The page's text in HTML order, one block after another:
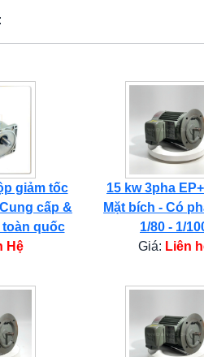
giảm tốc
cấp &
quốc
Hệ
15 kw 3pha
Mặt bích - Có
1/80 - 1/
Giá: Liên